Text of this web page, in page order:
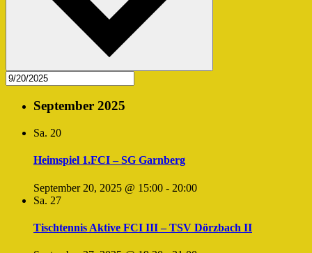
September 2025
Sa. 20
Heimspiel 1.FCI – SG Garnberg
September 20, 2025 @ 15:00 - 20:00
Sa. 27
Tischtennis Aktive FCI III – TSV Dörzbach II